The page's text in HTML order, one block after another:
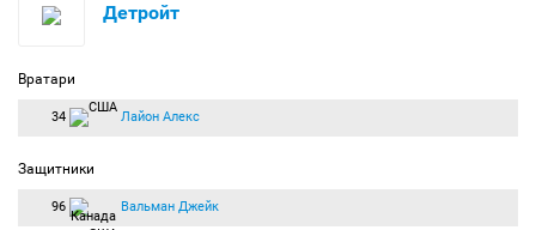
Детройт
Вратари
34 Лайон Алекс
Защитники
96 Вальман Джейк